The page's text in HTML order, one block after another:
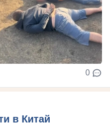
0
в Китай